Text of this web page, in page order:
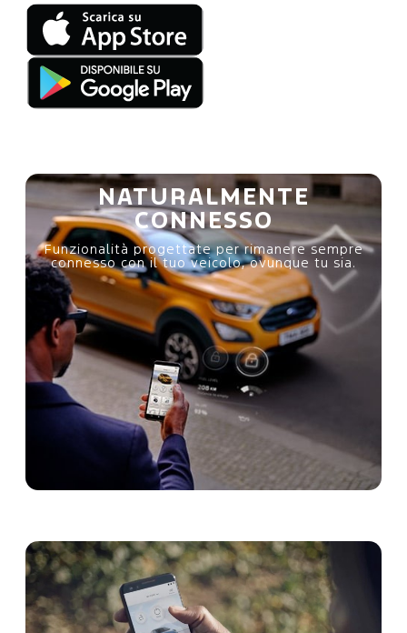
NATURALMENTE
CONNESSO
Funzionalità progettate per rimanere sempre
connesso con il tuo veicolo, ovunque tu sia.